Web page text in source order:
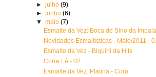
► julho (9)
► junho (6)
▼ maio (7)
Esmalte da Vez: Boca de Sino da Impala
Novidades Esmaltísticas - Maio/2011 -
Esmalte da Vez - Biquini da Hits
Corre Lá - 02
Esmalte da Vez: Platina - Cora